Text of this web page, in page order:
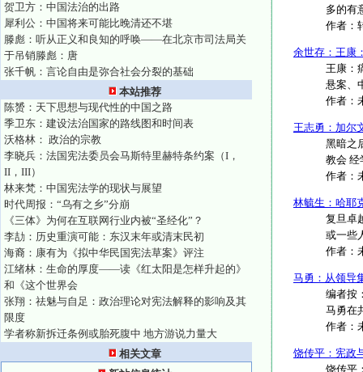
贺卫方：中国法治的出路
犀利公：中国将来可能比晚清还不堪
滕彪：听从正义和良知的呼唤——在北京市司法局关
于吊销滕彪：唐
张千帆：言论自由是弥合社会分裂的基础
本站推荐
陈赟：天下思想与现代性的中国之路
季卫东：建设法治国家的路线图和时间表
沃格林： 政治的宗教
李晓兵：法国宪法委员会马斯特里赫特条约案（I，
II，III）
林来梵：中国宪法学的现状与展望
时代周报：“乌有之乡”分崩
《三体》为何在互联网行业内被“圣经化”？
李劼：历史重演可能：东汉末年或清末民初
海裔：康有为《拟中华民国宪法草案》评注
江绪林：生命的厚度——读《红太阳是怎样升起的》
和《这个世界会
张翔：祛魅与自足：政治理论对宪法解释的影响及其
限度
学者称新拆迁条例或胎死腹中 地方游说力量大
相关文章
多的有
作者：
余世存：王康
王康：
悬案、
作者：
王志勇：加尔
黑暗之
教会 经
作者：
林毓生：哈耶
复旦卓
或一些
作者：
马勇：从领导
编者按
马勇在
作者：
饶传平：宪政
饶传平